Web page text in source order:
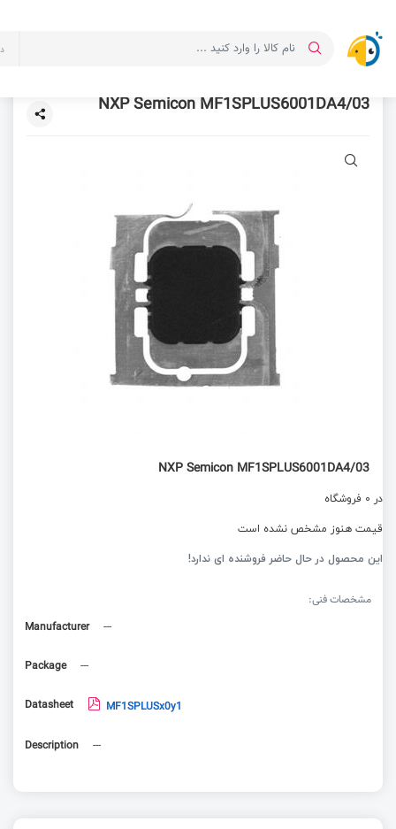
NXP Semicon MF1SPLUS6001DA4/03
NXP Semicon MF1SPLUS6001DA4/03
در 0 فروشگاه
قیمت هنوز مشخص نشده است
این محصول در حال حاضر فروشنده ای ندارد!
مشخصات فنی:
Manufacturer
---
Package ---
Datasheet MF1SPLUSx0y1
Description ---